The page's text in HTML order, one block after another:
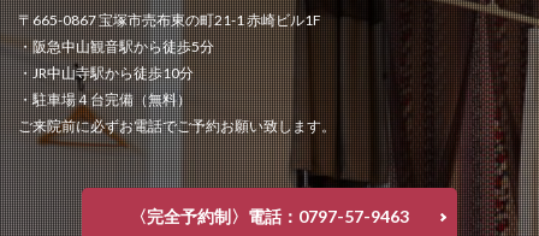
〒665-0867 宝塚市売布東の町21-1 赤崎ビル1F
・阪急中山観音駅から徒歩5分
・JR中山寺駅から徒歩10分
・駐車場４台完備（無料）
ご来院前に必ずお電話でご予約お願い致します。
〈完全予約制〉電話：0797-57-9463